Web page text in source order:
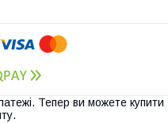
Тепер ви можете купити